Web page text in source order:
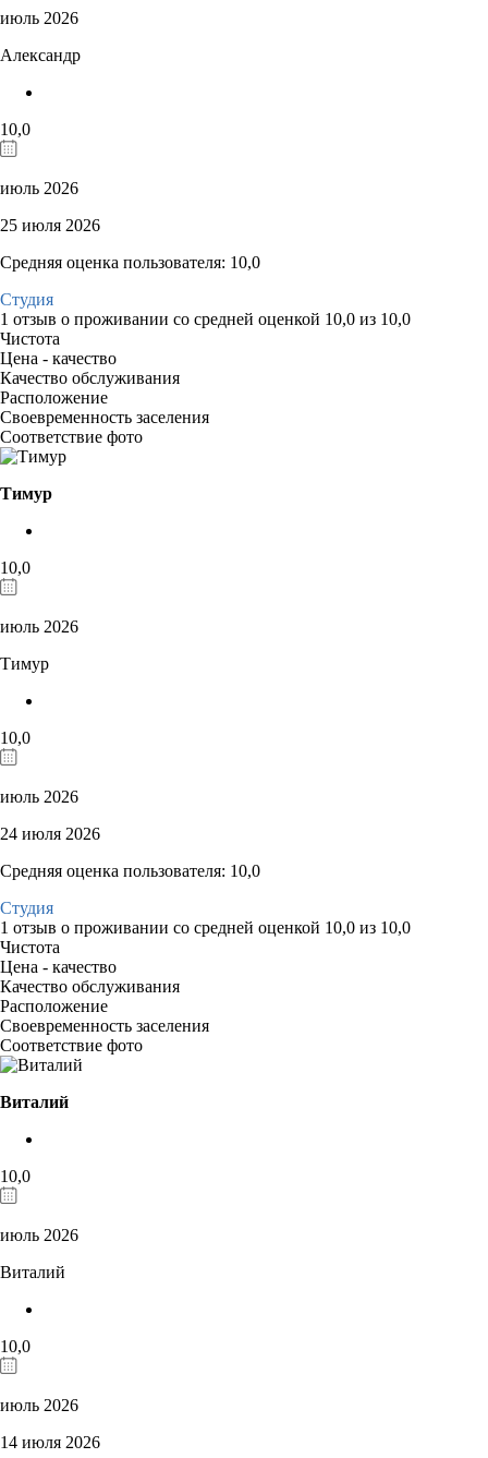
июль 2026
Александр
10,0
июль 2026
25 июля 2026
Средняя оценка пользователя: 10,0
Студия
1 отзыв о проживании со средней оценкой 10,0 из 10,0
Чистота
Цена - качество
Качество обслуживания
Расположение
Своевременность заселения
Соответствие фото
Тимур
10,0
июль 2026
Тимур
10,0
июль 2026
24 июля 2026
Средняя оценка пользователя: 10,0
Студия
1 отзыв о проживании со средней оценкой 10,0 из 10,0
Чистота
Цена - качество
Качество обслуживания
Расположение
Своевременность заселения
Соответствие фото
Виталий
10,0
июль 2026
Виталий
10,0
июль 2026
14 июля 2026